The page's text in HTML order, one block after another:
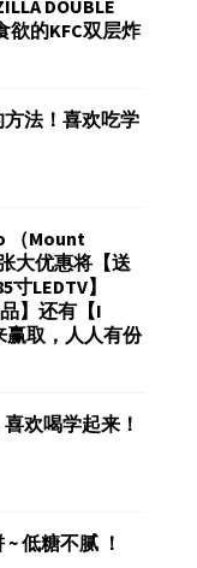
DOUBLE
欲的KFC双层炸
法！喜欢吃学
（Mount
大优惠将【送
LEDTV】
】还有【I
赢取，人人有份
欢喝学起来！
低糖不腻 ！